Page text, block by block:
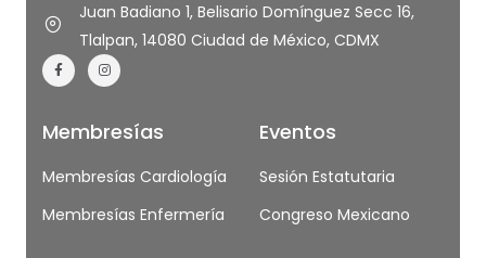
Juan Badiano 1, Belisario Domínguez Secc 16,
Tlalpan, 14080 Ciudad de México, CDMX
Membresías
Membresías Cardiología
Membresías Enfermería
Eventos
Sesión Estatutaria
Congreso Mexicano